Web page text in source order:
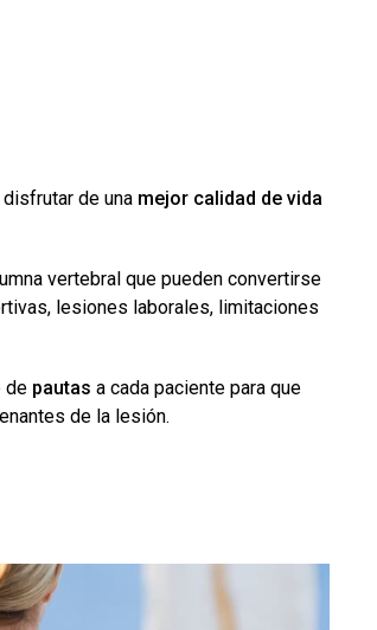
de una mejor calidad de vida
vertebral que pueden convertirse
lesiones laborales, limitaciones
de pautas a cada paciente para que
de la lesión.